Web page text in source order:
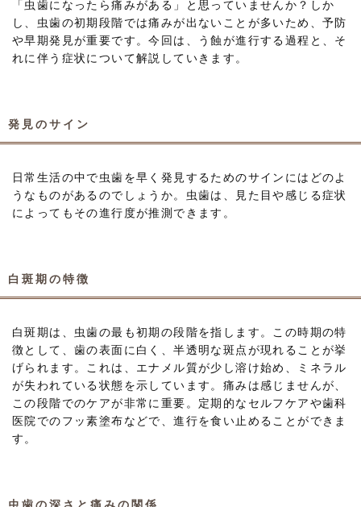
「虫歯になったら痛みがある」と思っていませんか？しか
し、虫歯の初期段階では痛みが出ないことが多いため、予防
や早期発見が重要です。今回は、う蝕が進行する過程と、そ
れに伴う症状について解説していきます。
発見のサイン
日常生活の中で虫歯を早く発見するためのサインにはどのよ
うなものがあるのでしょうか。虫歯は、見た目や感じる症状
によってもその進行度が推測できます。
白斑期の特徴
白斑期は、虫歯の最も初期の段階を指します。この時期の特
徴として、歯の表面に白く、半透明な斑点が現れることが挙
げられます。これは、エナメル質が少し溶け始め、ミネラル
が失われている状態を示しています。痛みは感じませんが、
この段階でのケアが非常に重要。定期的なセルフケアや歯科
医院でのフッ素塗布などで、進行を食い止めることができま
す。